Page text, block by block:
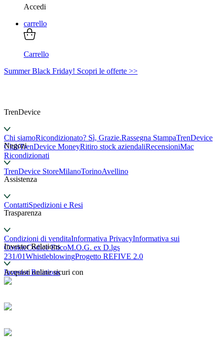
Accedi
carrello
Carrello
Summer Black Friday! Scopri le offerte >>
TrenDevice
Chi siamoRicondizionato? Sì, Grazie.Rassegna StampaTrenDevice
ClubTrenDevice MoneyRitiro stock aziendaliRecensioniMac
Ricondizionati
Negozi
TrenDevice StoreMilanoTorinoAvellino
Assistenza
ContattiSpedizioni e Resi
Trasparenza
Condizioni di venditaInformativa PrivacyInformativa sui
CookieCodice EticoM.O.G. ex D.lgs
231/01WhistleblowingProgetto REFIVE 2.0
Investor Relations
Investor Relations
Acquisti online sicuri con